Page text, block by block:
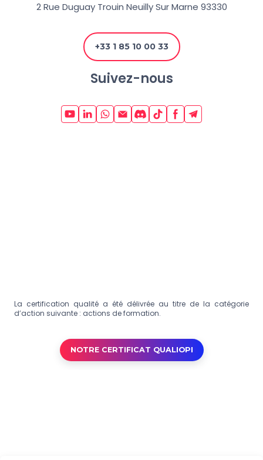
2 Rue Duguay Trouin Neuilly Sur Marne 93330
+33 1 85 10 00 33
Suivez-nous
La certification qualité a été délivrée au titre de la catégorie
d’action suivante : actions de formation.
NOTRE CERTIFICAT QUALIOPI